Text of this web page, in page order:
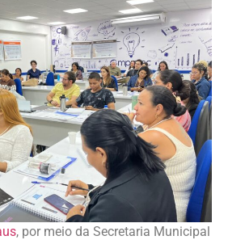
, por meio da Secretaria Municipal